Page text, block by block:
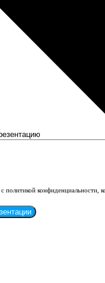
с политикой конфиденциальности,